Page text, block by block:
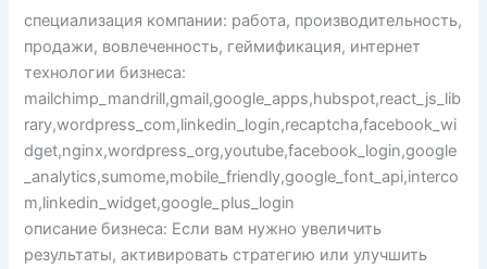
специализация компании: работа, производительность,
продажи, вовлеченность, геймификация, интернет
технологии бизнеса:
mailchimp_mandrill,gmail,google_apps,hubspot,react_js_lib
rary,wordpress_com,linkedin_login,recaptcha,facebook_wi
dget,nginx,wordpress_org,youtube,facebook_login,google
_analytics,sumome,mobile_friendly,google_font_api,interco
m,linkedin_widget,google_plus_login
описание бизнеса: Если вам нужно увеличить
результаты, активировать стратегию или улучшить